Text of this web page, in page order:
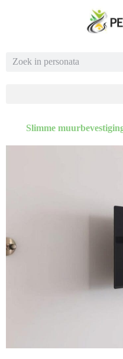
Slimme